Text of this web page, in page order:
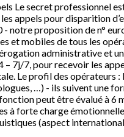
Le secret professionnel
appels pour disparition
notre proposition de n°
et mobiles de tous les
administrative et
7j/7, pour recevoir les
Le profil des opérateurs
…) - ils suivent une
peut être évalué à
à forte charge
(aspect